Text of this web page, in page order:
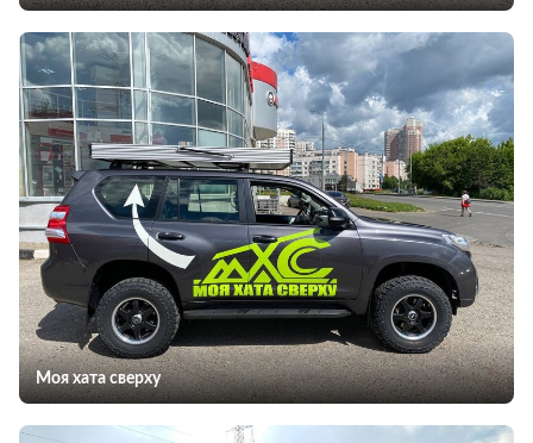
Моя хата сверху